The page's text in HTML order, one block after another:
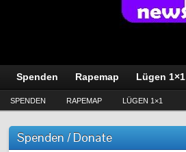
Spenden Rapemap Lügen 1×1
SPENDEN RAPEMAP LÜGEN 1×1
Spenden / Donate